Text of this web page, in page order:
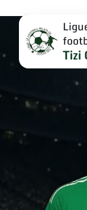
Tizi